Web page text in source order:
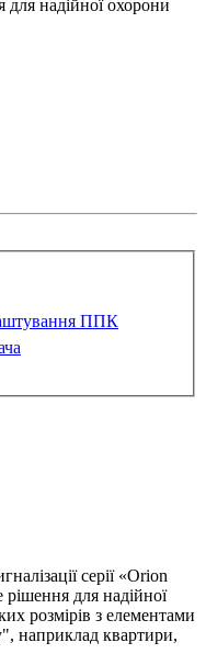
для надійної охорони
ППК
серії «Orion
для надійної
розмірів з елементами
наприклад квартири,